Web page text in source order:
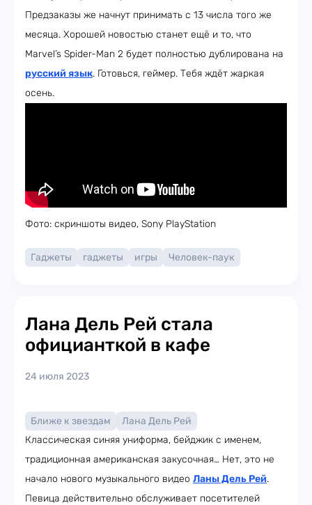
Предзаказы же начнут принимать с 13 числа того же
месяца. Хорошей новостью станет ещё и то, что
Marvel’s Spider-Man 2 будет полностью дублирована на
русский язык. Готовься, геймер. Тебя ждёт жаркая
осень.
Фото: скриншоты видео, Sony PlayStation
Гаджеты гаджеты игры Человек-паук
Лана Дель Рей стала
официанткой в кафе
24 июля 2023
Ближе к звездам
Лана Дель Рей
Классическая синяя униформа, бейджик с именем,
традиционная американская закусочная… Нет, это не
начало нового музыкального видео Ланы Дель Рей.
Певица действительно обслуживает посетителей